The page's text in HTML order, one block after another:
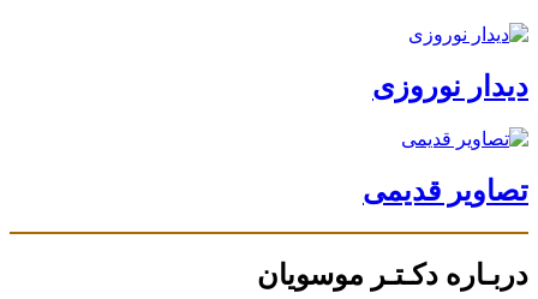
دیدار نوروزی
تصاویر قدیمی
دربـاره دکـتـر موسویان